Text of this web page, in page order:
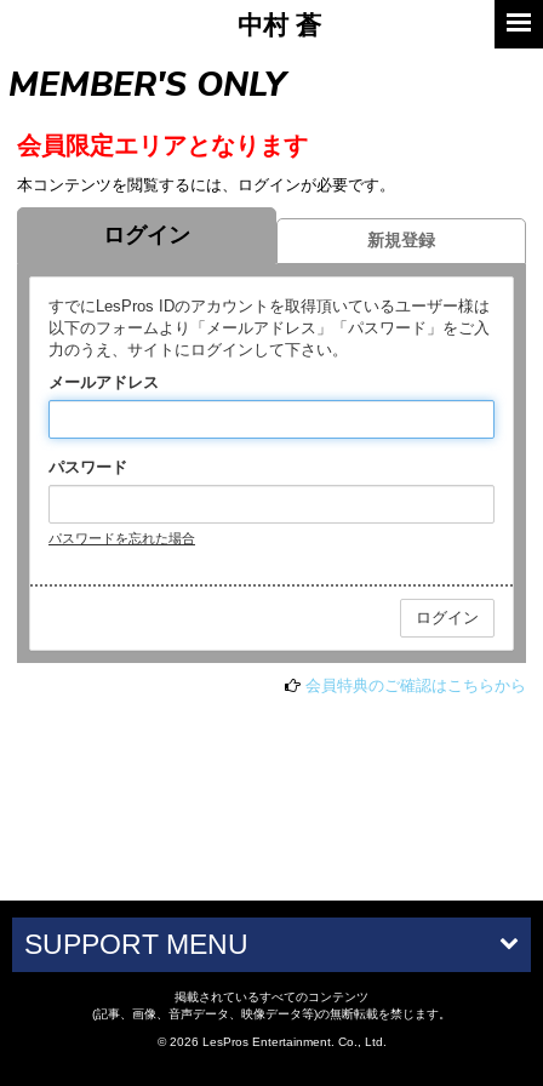
中村 蒼
MEMBER'S ONLY
会員限定エリアとなります
本コンテンツを閲覧するには、ログインが必要です。
ログイン 新規登録
すでにLesPros IDのアカウントを取得頂いているユーザー様は
以下のフォームより「メールアドレス」「パスワード」をご入
力のうえ、サイトにログインして下さい。
メールアドレス
パスワード
パスワードを忘れた場合
会員特典のご確認はこちらから
SUPPORT MENU
掲載されているすべてのコンテンツ
(記事、画像、音声データ、映像データ等)の無断転載を禁じます。
© 2026 LesPros Entertainment. Co., Ltd.